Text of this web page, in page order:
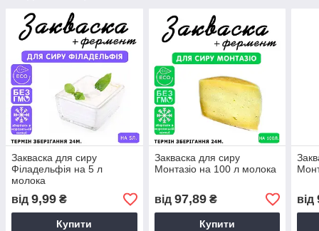
Закваска для сиру
Філадельфія на 5 л
молока
від 9,99 ₴
Купити
Закваска для сиру
Монтазіо на 100 л молока
від 97,89₴
Купити
від